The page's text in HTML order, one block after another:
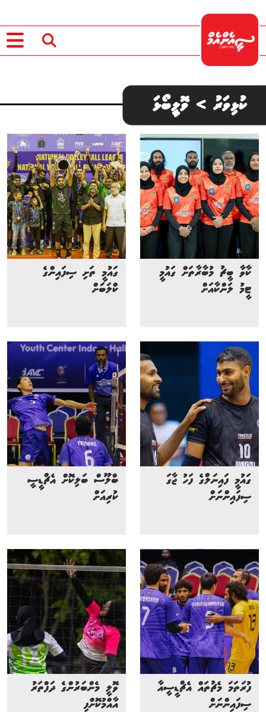
ކުޅިވަރު > ވޮލީބޯޅަ
ކާވާ ބީޗު މުބާރާތަށް ގައުމީ
ޓީމު ލަންކާއަށް
ގައުމީ ތަށި ސިފައިންގެ
ކްލަބަށް
ގައުމީ ފައިނަލްގެ ފަހު ޖާގަ
ސިފައިންނަށް
ބްލޫސް ބަލިކޮށް އެޗްޑީސީ
ކުރިއަށް
ފުރަތަމަ މެޗުތައް އެޗްޑީސީއާ
ސިފައިންނަށް
ވޮލީ މެންބަރުންގެ ދަފްތަރު
އާއްމުކޮށްފި